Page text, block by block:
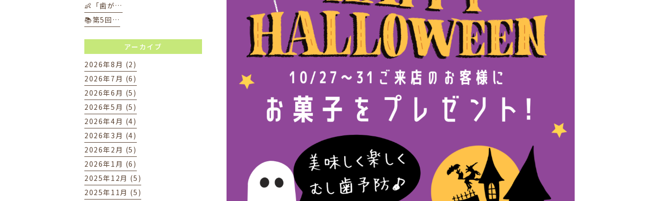
👶「歯が…
📚第5回…
アーカイブ
2026年8月 (2)
2026年7月 (6)
2026年6月 (5)
2026年5月 (5)
2026年4月 (4)
2026年3月 (4)
2026年2月 (5)
2026年1月 (6)
2025年12月 (5)
2025年11月 (5)